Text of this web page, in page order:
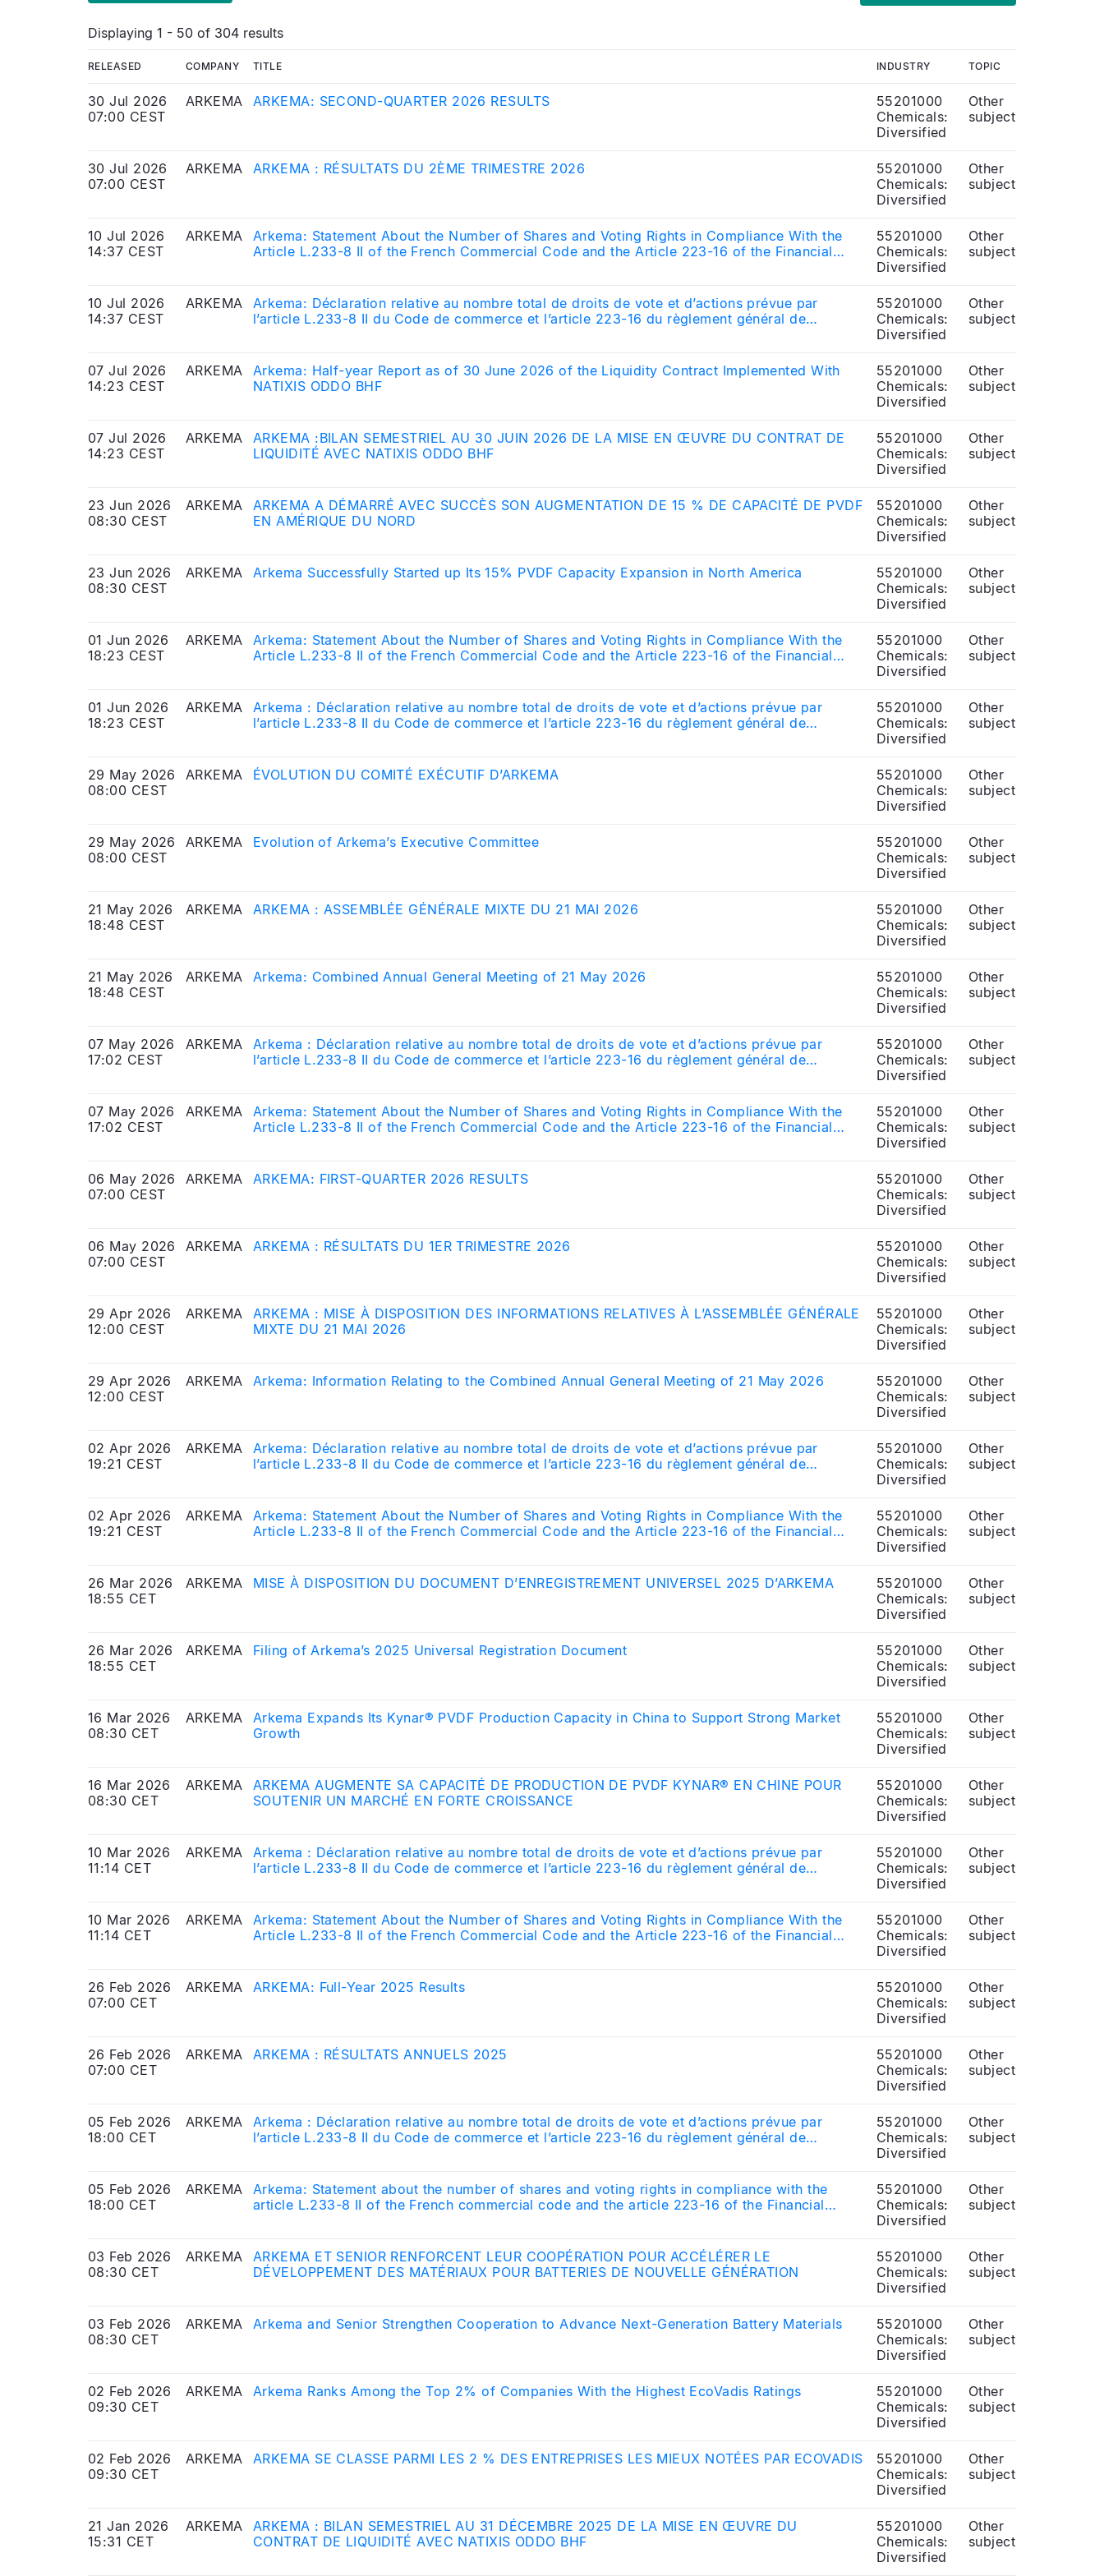
Displaying 1 - 50 of 304 results
RELEASED COMPANY TITLE INDUSTRY TOPIC
30 Jul 2026
07:00 CEST
ARKEMA ARKEMA: SECOND-QUARTER 2026 RESULTS
55201000
Chemicals:
Diversified
Other
subject
30 Jul 2026
07:00 CEST
ARKEMA ARKEMA : RÉSULTATS DU 2ÈME TRIMESTRE 2026
55201000
Chemicals:
Diversified
Other
subject
10 Jul 2026
14:37 CEST
ARKEMA
Arkema: Statement About the Number of Shares and Voting Rights in Compliance With the
Article L.233-8 II of the French Commercial Code and the Article 223-16 of the Financial
55201000
Chemicals:
Diversified
Other
subject
10 Jul 2026
14:37 CEST
ARKEMA
Arkema: Déclaration relative au nombre total de droits de vote et d’actions prévue par
l’article L.233-8 II du Code de commerce et l’article 223-16 du règlement général de
55201000
Chemicals:
Diversified
Other
subject
07 Jul 2026
14:23 CEST
ARKEMA
Arkema: Half-year Report as of 30 June 2026 of the Liquidity Contract Implemented With
NATIXIS ODDO BHF
55201000
Chemicals:
Diversified
Other
subject
07 Jul 2026
14:23 CEST
ARKEMA
ARKEMA :BILAN SEMESTRIEL AU 30 JUIN 2026 DE LA MISE EN ŒUVRE DU CONTRAT DE
LIQUIDITÉ AVEC NATIXIS ODDO BHF
55201000
Chemicals:
Diversified
Other
subject
23 Jun 2026
08:30 CEST
ARKEMA
ARKEMA A DÉMARRÉ AVEC SUCCÈS SON AUGMENTATION DE 15 % DE CAPACITÉ DE PVDF
EN AMÉRIQUE DU NORD
55201000
Chemicals:
Diversified
Other
subject
23 Jun 2026
08:30 CEST
ARKEMA Arkema Successfully Started up Its 15% PVDF Capacity Expansion in North America
55201000
Chemicals:
Diversified
Other
subject
01 Jun 2026
18:23 CEST
ARKEMA
Arkema: Statement About the Number of Shares and Voting Rights in Compliance With the
Article L.233-8 II of the French Commercial Code and the Article 223-16 of the Financial
55201000
Chemicals:
Diversified
Other
subject
01 Jun 2026
18:23 CEST
ARKEMA
Arkema : Déclaration relative au nombre total de droits de vote et d’actions prévue par
l’article L.233-8 II du Code de commerce et l’article 223-16 du règlement général de
55201000
Chemicals:
Diversified
Other
subject
29 May 2026
08:00 CEST
ARKEMA ÉVOLUTION DU COMITÉ EXÉCUTIF D’ARKEMA
55201000
Chemicals:
Diversified
Other
subject
29 May 2026
08:00 CEST
ARKEMA Evolution of Arkema’s Executive Committee
55201000
Chemicals:
Diversified
Other
subject
21 May 2026
18:48 CEST
ARKEMA ARKEMA : ASSEMBLÉE GÉNÉRALE MIXTE DU 21 MAI 2026
55201000
Chemicals:
Diversified
Other
subject
21 May 2026
18:48 CEST
ARKEMA Arkema: Combined Annual General Meeting of 21 May 2026
55201000
Chemicals:
Diversified
Other
subject
07 May 2026
17:02 CEST
ARKEMA
Arkema : Déclaration relative au nombre total de droits de vote et d’actions prévue par
l’article L.233-8 II du Code de commerce et l’article 223-16 du règlement général de
55201000
Chemicals:
Diversified
Other
subject
07 May 2026
17:02 CEST
ARKEMA
Arkema: Statement About the Number of Shares and Voting Rights in Compliance With the
Article L.233-8 II of the French Commercial Code and the Article 223-16 of the Financial
55201000
Chemicals:
Diversified
Other
subject
06 May 2026
07:00 CEST
ARKEMA ARKEMA: FIRST-QUARTER 2026 RESULTS
55201000
Chemicals:
Diversified
Other
subject
06 May 2026
07:00 CEST
ARKEMA ARKEMA : RÉSULTATS DU 1ER TRIMESTRE 2026
55201000
Chemicals:
Diversified
Other
subject
29 Apr 2026
12:00 CEST
ARKEMA
ARKEMA : MISE À DISPOSITION DES INFORMATIONS RELATIVES À L’ASSEMBLÉE GÉNÉRALE
MIXTE DU 21 MAI 2026
55201000
Chemicals:
Diversified
Other
subject
29 Apr 2026
12:00 CEST
ARKEMA Arkema: Information Relating to the Combined Annual General Meeting of 21 May 2026
55201000
Chemicals:
Diversified
Other
subject
02 Apr 2026
19:21 CEST
ARKEMA
Arkema: Déclaration relative au nombre total de droits de vote et d’actions prévue par
l’article L.233-8 II du Code de commerce et l’article 223-16 du règlement général de
55201000
Chemicals:
Diversified
Other
subject
02 Apr 2026
19:21 CEST
ARKEMA
Arkema: Statement About the Number of Shares and Voting Rights in Compliance With the
Article L.233-8 II of the French Commercial Code and the Article 223-16 of the Financial
55201000
Chemicals:
Diversified
Other
subject
26 Mar 2026
18:55 CET
ARKEMA MISE À DISPOSITION DU DOCUMENT D’ENREGISTREMENT UNIVERSEL 2025 D’ARKEMA
55201000
Chemicals:
Diversified
Other
subject
26 Mar 2026
18:55 CET
ARKEMA Filing of Arkema’s 2025 Universal Registration Document
55201000
Chemicals:
Diversified
Other
subject
16 Mar 2026
08:30 CET
ARKEMA
Arkema Expands Its Kynar® PVDF Production Capacity in China to Support Strong Market
Growth
55201000
Chemicals:
Diversified
Other
subject
16 Mar 2026
08:30 CET
ARKEMA
ARKEMA AUGMENTE SA CAPACITÉ DE PRODUCTION DE PVDF KYNAR® EN CHINE POUR
SOUTENIR UN MARCHÉ EN FORTE CROISSANCE
55201000
Chemicals:
Diversified
Other
subject
10 Mar 2026
11:14 CET
ARKEMA
Arkema : Déclaration relative au nombre total de droits de vote et d’actions prévue par
l’article L.233-8 II du Code de commerce et l’article 223-16 du règlement général de
55201000
Chemicals:
Diversified
Other
subject
10 Mar 2026
11:14 CET
ARKEMA
Arkema: Statement About the Number of Shares and Voting Rights in Compliance With the
Article L.233-8 II of the French Commercial Code and the Article 223-16 of the Financial
55201000
Chemicals:
Diversified
Other
subject
26 Feb 2026
07:00 CET
ARKEMA ARKEMA: Full-Year 2025 Results
55201000
Chemicals:
Diversified
Other
subject
26 Feb 2026
07:00 CET
ARKEMA ARKEMA : RÉSULTATS ANNUELS 2025
55201000
Chemicals:
Diversified
Other
subject
05 Feb 2026
18:00 CET
ARKEMA
Arkema : Déclaration relative au nombre total de droits de vote et d’actions prévue par
l’article L.233-8 II du Code de commerce et l’article 223-16 du règlement général de
55201000
Chemicals:
Diversified
Other
subject
05 Feb 2026
18:00 CET
ARKEMA
Arkema: Statement about the number of shares and voting rights in compliance with the
article L.233-8 II of the French commercial code and the article 223-16 of the Financial
55201000
Chemicals:
Diversified
Other
subject
03 Feb 2026
08:30 CET
ARKEMA
ARKEMA ET SENIOR RENFORCENT LEUR COOPÉRATION POUR ACCÉLÉRER LE
DÉVELOPPEMENT DES MATÉRIAUX POUR BATTERIES DE NOUVELLE GÉNÉRATION
55201000
Chemicals:
Diversified
Other
subject
03 Feb 2026
08:30 CET
ARKEMA Arkema and Senior Strengthen Cooperation to Advance Next-Generation Battery Materials
55201000
Chemicals:
Diversified
Other
subject
02 Feb 2026
09:30 CET
ARKEMA Arkema Ranks Among the Top 2% of Companies With the Highest EcoVadis Ratings
55201000
Chemicals:
Diversified
Other
subject
02 Feb 2026
09:30 CET
ARKEMA ARKEMA SE CLASSE PARMI LES 2 % DES ENTREPRISES LES MIEUX NOTÉES PAR ECOVADIS
55201000
Chemicals:
Diversified
Other
subject
21 Jan 2026
15:31 CET
ARKEMA
ARKEMA : BILAN SEMESTRIEL AU 31 DÉCEMBRE 2025 DE LA MISE EN ŒUVRE DU
CONTRAT DE LIQUIDITÉ AVEC NATIXIS ODDO BHF
55201000
Chemicals:
Diversified
Other
subject